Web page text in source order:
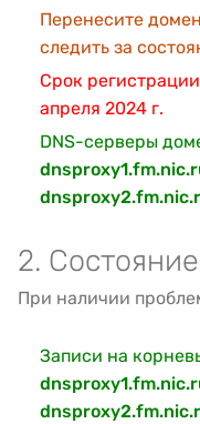
Перенесите
следить за
Срок
апреля 2024 г.
DNS-серверы
2.
При наличии
Записи на